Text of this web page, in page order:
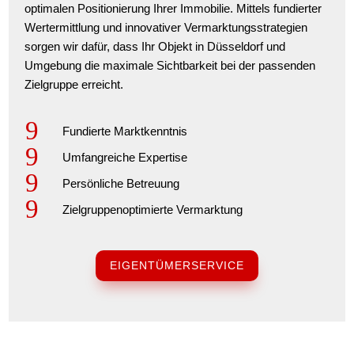
optimalen Positionierung Ihrer Immobilie. Mittels fundierter
Wertermittlung und innovativer Vermarktungsstrategien
sorgen wir dafür, dass Ihr Objekt in Düsseldorf und
Umgebung die maximale Sichtbarkeit bei der passenden
Zielgruppe erreicht.
9 Fundierte Marktkenntnis
9 Umfangreiche Expertise
9 Persönliche Betreuung
9 Zielgruppenoptimierte Vermarktung
EIGENTÜMERSERVICE